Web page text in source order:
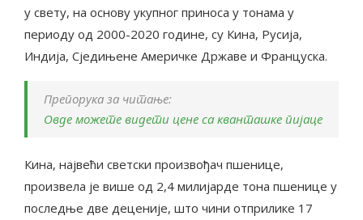
у свету, на основу укупног приноса у тонама у
периоду од 2000-2020 године, су Кина, Русија,
Индија, Сједињене Америчке Државе и Француска.
Препорука за читање:
Овде можете видети цене са кванташке пијаце
Кина, највећи светски произвођач пшенице,
произвела је више од 2,4 милијарде тона пшенице у
последње две деценије, што чини отприлике 17